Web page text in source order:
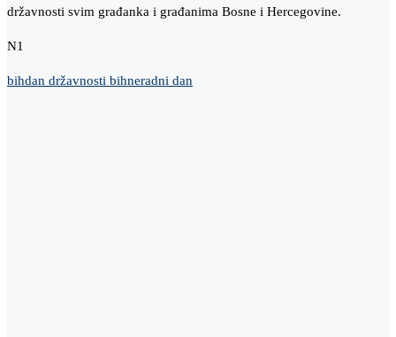
državnosti svim građanka i građanima Bosne i Hercegovine.
N1
bihdan državnosti bihneradni dan